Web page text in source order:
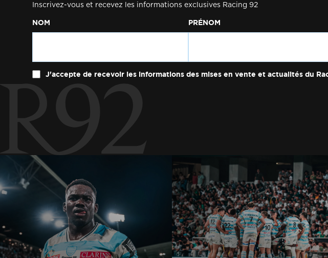
Inscrivez-vous et recevez les informations exclusives Racing 92
NOM PRÉNOM
J'accepte de recevoir les informations des mises en vente et actualités du